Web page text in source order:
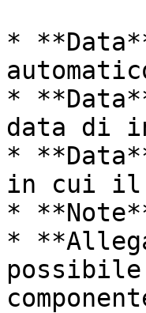
*
*
data di
*
in cui il
*
*